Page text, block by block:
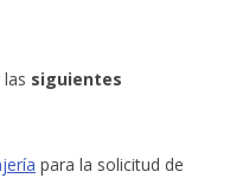
siguientes
para la solicitud de